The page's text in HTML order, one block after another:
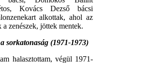
Kovács Dezső bácsi
alkottak, ahol az
a zenészek, jöttek mentek.
sorkatonaság (1971-1973)
halasztottam, végül 1971-